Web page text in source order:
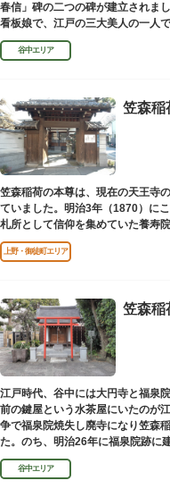
春信」碑の二つの碑が建立されま
看板娘で、江戸の三大美人の一人
い絵画様式である多色刷り版画「
谷中エリア
笠森稲
笠森稲荷の本尊は、現在の天王寺
ていました。明治3年（1870）に
札所として信仰を集めていた養寿
上野・御徒町エリア
笠森稲
江戸時代、谷中には大円寺と福泉
前の鍵屋という水茶屋にいたのが
争で福泉院焼失し廃寺になり笠森
た。のち、明治26年に福泉院跡に
で、明治末期には稲荷社が祀られま
谷中エリア